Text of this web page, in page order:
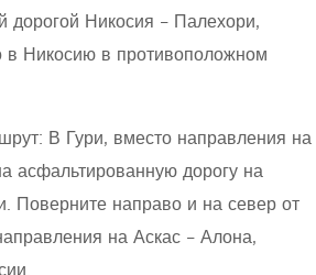
дорогой Никосия – Палехори,
в Никосию в противоположном
В Гури, вместо направления на
асфальтированную дорогу на
Поверните направо и на север от
на Аскас – Алона,